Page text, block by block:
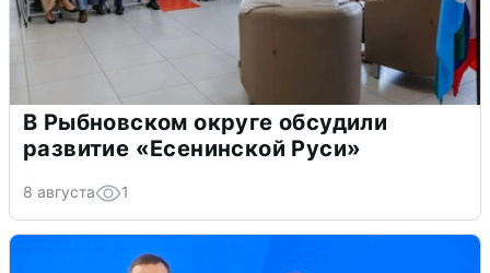
В Рыбновском округе обсудили
развитие «Есенинской Руси»
8 августа 1